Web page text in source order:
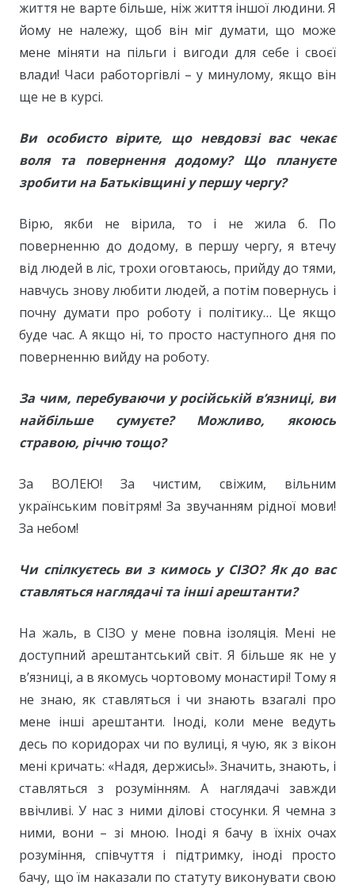
життя не варте більше, ніж життя іншої людини. Я
йому не належу, щоб він міг думати, що може
мене міняти на пільги і вигоди для себе і своєї
влади! Часи работоргівлі – у минулому, якщо він
ще не в курсі.
Ви особисто вірите, що невдовзі вас чекає
воля та повернення додому? Що плануєте
зробити на Батьківщині у першу чергу?
Вірю, якби не вірила, то і не жила б. По
поверненню до додому, в першу чергу, я втечу
від людей в ліс, трохи оговтаюсь, прийду до тями,
навчусь знову любити людей, а потім повернусь і
почну думати про роботу і політику… Це якщо
буде час. А якщо ні, то просто наступного дня по
поверненню вийду на роботу.
За чим, перебуваючи у російській в’язниці, ви
найбільше сумуєте? Можливо, якоюсь
стравою, річчю тощо?
За ВОЛЕЮ! За чистим, свіжим, вільним
українським повітрям! За звучанням рідної мови!
За небом!
Чи спілкуєтесь ви з кимось у СІЗО? Як до вас
ставляться наглядачі та інші арештанти?
На жаль, в СІЗО у мене повна ізоляція. Мені не
доступний арештантський світ. Я більше як не у
в’язниці, а в якомусь чортовому монастирі! Тому я
не знаю, як ставляться і чи знають взагалі про
мене інші арештанти. Іноді, коли мене ведуть
десь по коридорах чи по вулиці, я чую, як з вікон
мені кричать: «Надя, держись!». Значить, знають, і
ставляться з розумінням. А наглядачі завжди
ввічливі. У нас з ними ділові стосунки. Я чемна з
ними, вони – зі мною. Іноді я бачу в їхніх очах
розуміння, співчуття і підтримку, іноді просто
бачу, що їм наказали по статуту виконувати свою